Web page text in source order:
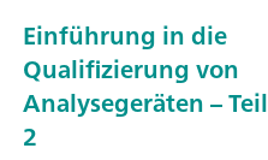
Einführung in die
Qualifizierung von
Analysegeräten – Teil
2